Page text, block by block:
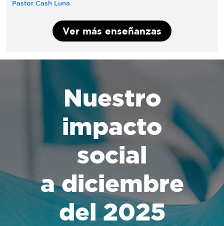
Pastor Cash Luna
Ver más enseñanzas
Nuestro
impacto
social
a diciembre
del 2025